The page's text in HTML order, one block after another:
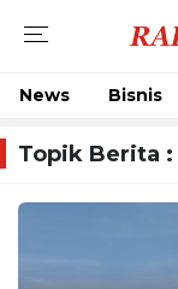
News Bisnis
Topik Berita :